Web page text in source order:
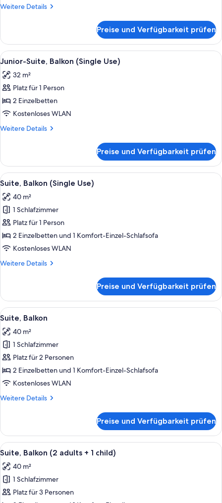
and
anzeigen
Weitere Details
Weitere
Balkon,
Poolblick
(2
and
Preise und Verfügbarkeit prüfen
Alle
Fotos
für
Junior-
Suite,
Balkon
(Single
Ein modernes Hotelzimmer mit
4
Junior-Suite, Balkon (Single Use)
32 m²
Platz für 1 Person
2 Einzelbetten
Kostenloses WLAN
Weitere Details
Weitere
Suite,
Balkon
(Single
Preise und Verfügbarkeit prüfen
Alle
Fotos
für
Suite,
Balkon
(Single
Use)
Ein Hotelzimmer mit einem großen
6
Suite, Balkon (Single Use)
40 m²
1 Schlafzimmer
Platz für 1 Person
2 Einzelbetten und 1 Komfort-Einzel-Schlafsofa
Kostenloses WLAN
Weitere Details
Weitere
Balkon
(Single
Use)
Preise und Verfügbarkeit prüfen
Alle
Fotos
für
Suite,
Balkon
anzeigen
Ein Hotelzimmer mit einem großen
6
Suite, Balkon
40 m²
1 Schlafzimmer
Platz für 2 Personen
2 Einzelbetten und 1 Komfort-Einzel-Schlafsofa
Kostenloses WLAN
Weitere Details
Weitere
Balkon
Preise und Verfügbarkeit prüfen
Alle
Fotos
für
Suite,
Balkon
Ein Hotelzimmer mit einem großen
6
Suite, Balkon (2 adults + 1 child)
40 m²
1 Schlafzimmer
Platz für 3 Personen